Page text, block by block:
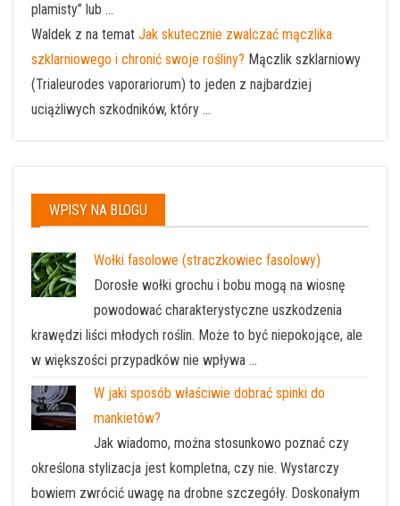
plamisty” lub ...
Waldek z na temat Jak skutecznie zwalczać mączlika
szklarniowego i chronić swoje rośliny? Mączlik szklarniowy
(Trialeurodes vaporariorum) to jeden z najbardziej
uciążliwych szkodników, który ...
WPISY NA BLOGU
Wołki fasolowe (straczkowiec fasolowy)
Dorosłe wołki grochu i bobu mogą na wiosnę
powodować charakterystyczne uszkodzenia
krawędzi liści młodych roślin. Może to być niepokojące, ale
w większości przypadków nie wpływa …
W jaki sposób właściwie dobrać spinki do
mankietów?
Jak wiadomo, można stosunkowo poznać czy
określona stylizacja jest kompletna, czy nie. Wystarczy
bowiem zwrócić uwagę na drobne szczegóły. Doskonałym